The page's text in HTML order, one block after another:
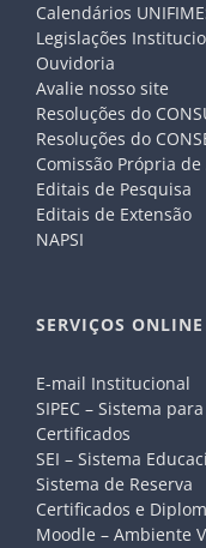
Calendários
Legislações
Ouvidoria
Avalie nosso site
Resoluções do
Resoluções do
Comissão Própria
Editais de Pesquisa
Editais de Extensão
NAPSI
SERVIÇOS ONLINE
E-mail Institucional
SIPEC – Sistema
Certificados
SEI – Sistema
Sistema de Reserva
Certificados e
Moodle – Ambiente